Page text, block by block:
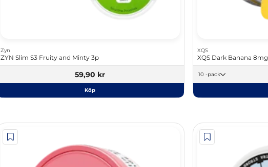
Zyn
ZYN Slim S3 Fruity and Minty 3p
59,90 kr
Köp
XQS
XQS Dark Banana 8mg
10 -pack